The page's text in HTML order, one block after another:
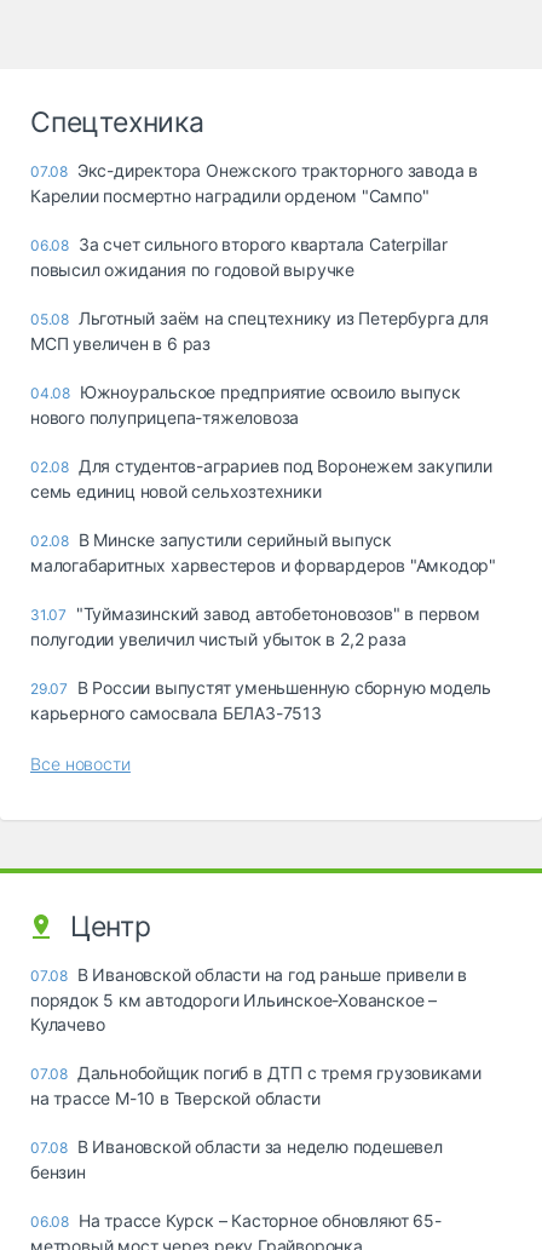
Спецтехника
07.08 Экс-директора Онежского тракторного завода в
Карелии посмертно наградили орденом "Сампо"
06.08 За счет сильного второго квартала Caterpillar
повысил ожидания по годовой выручке
05.08 Льготный заём на спецтехнику из Петербурга для
МСП увеличен в 6 раз
04.08 Южноуральское предприятие освоило выпуск
нового полуприцепа-тяжеловоза
02.08 Для студентов-аграриев под Воронежем закупили
семь единиц новой сельхозтехники
02.08 В Минске запустили серийный выпуск
малогабаритных харвестеров и форвардеров "Амкодор"
31.07
"Туймазинский завод автобетоновозов" в первом
полугодии увеличил чистый убыток в 2,2 раза
29.07
В России выпустят уменьшенную сборную модель
карьерного самосвала БЕЛАЗ-7513
Все новости
Центр
07.08 В Ивановской области на год раньше привели в
порядок 5 км автодороги Ильинское-Хованское –
Кулачево
07.08 Дальнобойщик погиб в ДТП с тремя грузовиками
на трассе М-10 в Тверской области
07.08 В Ивановской области за неделю подешевел
бензин
06.08 На трассе Курск – Касторное обновляют 65-
метровый мост через реку Грайворонка